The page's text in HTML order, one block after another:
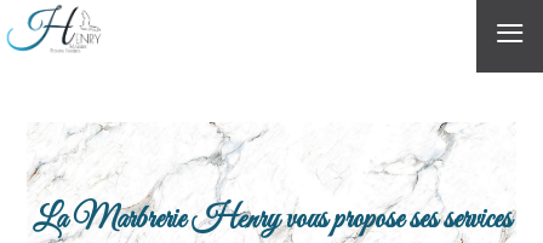
≡
La Marbrerie Henry vous propose ses services